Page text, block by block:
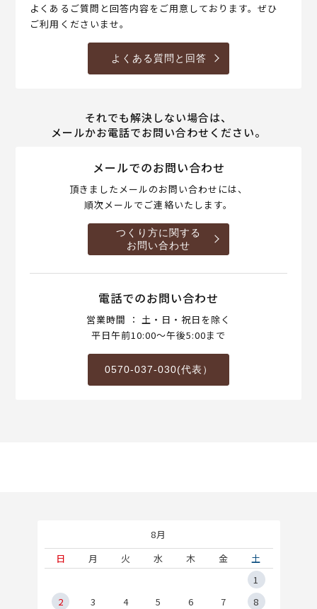
よくあるご質問と回答内容をご用意しております。ぜひ
ご利用くださいませ。
よくある質問と回答
それでも解決しない場合は、
メールかお電話でお問い合わせください。
メールでのお問い合わせ
頂きましたメールのお問い合わせには、
順次メールでご連絡いたします。
つくり方に関する
お問い合わせ
電話でのお問い合わせ
営業時間 ： 土・日・祝日を除く
平日午前10:00～午後5:00まで
0570-037-030(代表）
8月
日
月 火 水 木 金
土
1
2
3 4 5 6 7
8